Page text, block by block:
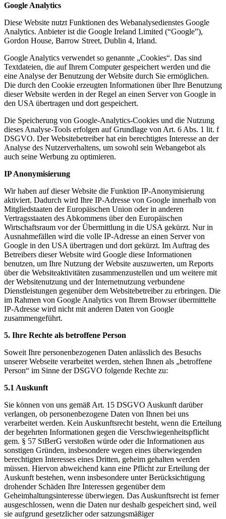
Google Analytics
Diese Website nutzt Funktionen des Webanalysedienstes Google
Analytics. Anbieter ist die Google Ireland Limited (“Google”),
Gordon House, Barrow Street, Dublin 4, Irland.
Google Analytics verwendet so genannte „Cookies“. Das sind
Textdateien, die auf Ihrem Computer gespeichert werden und die
eine Analyse der Benutzung der Website durch Sie ermöglichen.
Die durch den Cookie erzeugten Informationen über Ihre Benutzung
dieser Website werden in der Regel an einen Server von Google in
den USA übertragen und dort gespeichert.
Die Speicherung von Google-Analytics-Cookies und die Nutzung
dieses Analyse-Tools erfolgen auf Grundlage von Art. 6 Abs. 1 lit. f
DSGVO. Der Websitebetreiber hat ein berechtigtes Interesse an der
Analyse des Nutzerverhaltens, um sowohl sein Webangebot als
auch seine Werbung zu optimieren.
IP Anonymisierung
Wir haben auf dieser Website die Funktion IP-Anonymisierung
aktiviert. Dadurch wird Ihre IP-Adresse von Google innerhalb von
Mitgliedstaaten der Europäischen Union oder in anderen
Vertragsstaaten des Abkommens über den Europäischen
Wirtschaftsraum vor der Übermittlung in die USA gekürzt. Nur in
Ausnahmefällen wird die volle IP-Adresse an einen Server von
Google in den USA übertragen und dort gekürzt. Im Auftrag des
Betreibers dieser Website wird Google diese Informationen
benutzen, um Ihre Nutzung der Website auszuwerten, um Reports
über die Websiteaktivitäten zusammenzustellen und um weitere mit
der Websitenutzung und der Internetnutzung verbundene
Dienstleistungen gegenüber dem Websitebetreiber zu erbringen. Die
im Rahmen von Google Analytics von Ihrem Browser übermittelte
IP-Adresse wird nicht mit anderen Daten von Google
zusammengeführt.
5. Ihre Rechte als betroffene Person
Soweit Ihre personenbezogenen Daten anlässlich des Besuchs
unserer Webseite verarbeitet werden, stehen Ihnen als „betroffene
Person“ im Sinne der DSGVO folgende Rechte zu:
5.1 Auskunft
Sie können von uns gemäß Art. 15 DSGVO Auskunft darüber
verlangen, ob personenbezogene Daten von Ihnen bei uns
verarbeitet werden. Kein Auskunftsrecht besteht, wenn die Erteilung
der begehrten Informationen gegen die Verschwiegenheitspflicht
gem. § 57 StBerG verstoßen würde oder die Informationen aus
sonstigen Gründen, insbesondere wegen eines überwiegenden
berechtigten Interesses eines Dritten, geheim gehalten werden
müssen. Hiervon abweichend kann eine Pflicht zur Erteilung der
Auskunft bestehen, wenn insbesondere unter Berücksichtigung
drohender Schäden Ihre Interessen gegenüber dem
Geheimhaltungsinteresse überwiegen. Das Auskunftsrecht ist ferner
ausgeschlossen, wenn die Daten nur deshalb gespeichert sind, weil
sie aufgrund gesetzlicher oder satzungsmäßiger